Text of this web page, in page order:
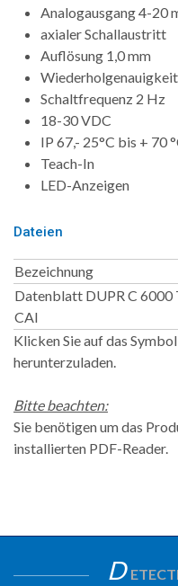
Analogausgang 4-20
axialer Schallaustritt
Auflösung 1,0 mm
Schaltfrequenz 2 Hz
18-30 VDC
IP 67,- 25°C bis + 70
Teach-In
LED-Anzeigen
Dateien
Bezeichnung
Datenblatt DUPR C 6000
CAI
Klicken Sie auf das
herunterzuladen.
Bitte beachten:
Sie benötigen um das
installierten PDF-Reader.
D